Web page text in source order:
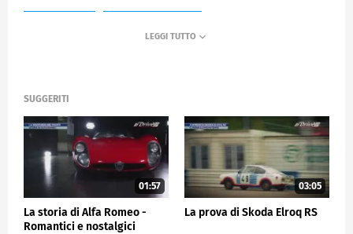
SUGGERITI
01:57
La storia di Alfa Romeo -
Romantici e nostalgici
03:05
La prova di Skoda Elroq RS